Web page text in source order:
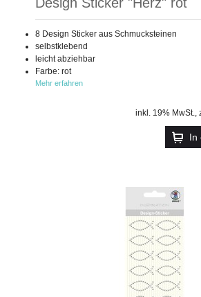
8 Design Sticker aus Schmucksteinen
selbstklebend
leicht abziehbar
Farbe: rot
Mehr erfahren
inkl. 19% MwSt.
In